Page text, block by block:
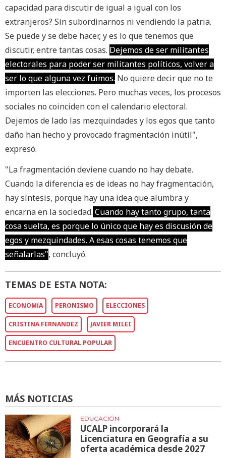
capacidad para discutir de igual a igual con los
extranjeros? Sin subordinarnos ni vendiendo la patria.
Se puede y se debe hacer, y es lo que tenemos que
discutir, entre tantas cosas. Dejemos de ser militantes
electorales para poder ser militantes políticos, volver a
ser lo que alguna vez fuimos. No quiere decir que no te
importen las elecciones. Pero muchas veces, los procesos
sociales no coinciden con el calendario electoral.
Dejemos de lado las mezquindades y los egos que tanto
daño han hecho y provocado fragmentación inútil",
expresó.
"La fragmentación deviene cuando no hay debate.
Cuando la diferencia es de ideas no hay fragmentación,
hay síntesis, porque hay una idea que alumbra y
encarna en la sociedad. Cuando hay tanto grupo, tanta
cosa suelta, es porque lo único que hay es discusión de
egos y mezquindades. A esas cosas tenemos que
señalarlas", concluyó.
TEMAS DE ESTA NOTA:
ECONOMíA PERONISMO ELECCIONES
CRISTINA FERNANDEZ JAVIER MILEI
ENCUENTRO CULTURAL POPULAR
MÁS NOTICIAS
EDUCACIÓN
UCALP incorporará la
Licenciatura en Geografía a su
oferta académica desde 2027